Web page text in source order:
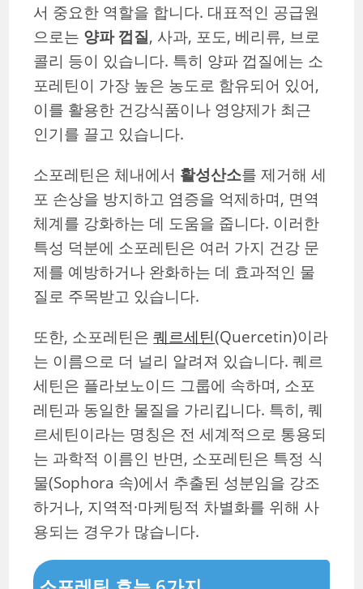
서 중요한 역할을 합니다. 대표적인 공급원
으로는 양파 껍질, 사과, 포도, 베리류, 브로
콜리 등이 있습니다. 특히 양파 껍질에는 소
포레틴이 가장 높은 농도로 함유되어 있어,
이를 활용한 건강식품이나 영양제가 최근
인기를 끌고 있습니다.
소포레틴은 체내에서 활성산소를 제거해 세
포 손상을 방지하고 염증을 억제하며, 면역
체계를 강화하는 데 도움을 줍니다. 이러한
특성 덕분에 소포레틴은 여러 가지 건강 문
제를 예방하거나 완화하는 데 효과적인 물
질로 주목받고 있습니다.
또한, 소포레틴은퀘르세틴(Quercetin)이라
는 이름으로 더 널리 알려져 있습니다. 퀘르
세틴은 플라보노이드 그룹에 속하며, 소포
레틴과 동일한 물질을 가리킵니다. 특히, 퀘
르세틴이라는 명칭은 전 세계적으로 통용되
는 과학적 이름인 반면, 소포레틴은 특정 식
물(Sophora 속)에서 추출된 성분임을 강조
하거나, 지역적·마케팅적 차별화를 위해 사
용되는 경우가 많습니다.